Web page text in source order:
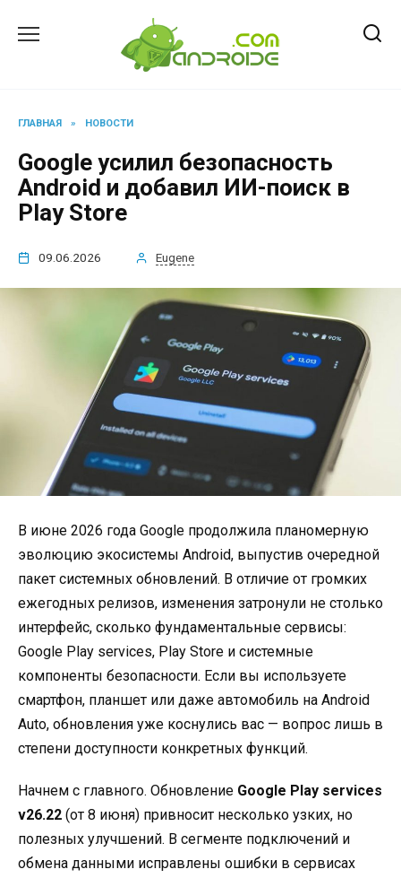
ГЛАВНАЯ » НОВОСТИ
Google усилил безопасность
Android и добавил ИИ-поиск в
Play Store
09.06.2026 Eugene
В июне 2026 года Google продолжила планомерную
эволюцию экосистемы Android, выпустив очередной
пакет системных обновлений. В отличие от громких
ежегодных релизов, изменения затронули не столько
интерфейс, сколько фундаментальные сервисы:
Google Play services, Play Store и системные
компоненты безопасности. Если вы используете
смартфон, планшет или даже автомобиль на Android
Auto, обновления уже коснулись вас — вопрос лишь в
степени доступности конкретных функций.
Начнем с главного. Обновление Google Play services
v26.22 (от 8 июня) привносит несколько узких, но
полезных улучшений. В сегменте подключений и
обмена данными исправлены ошибки в сервисах